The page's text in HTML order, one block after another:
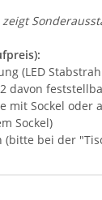
(LED
davon
mit Sockel oder
Sockel)
(bitte bei der